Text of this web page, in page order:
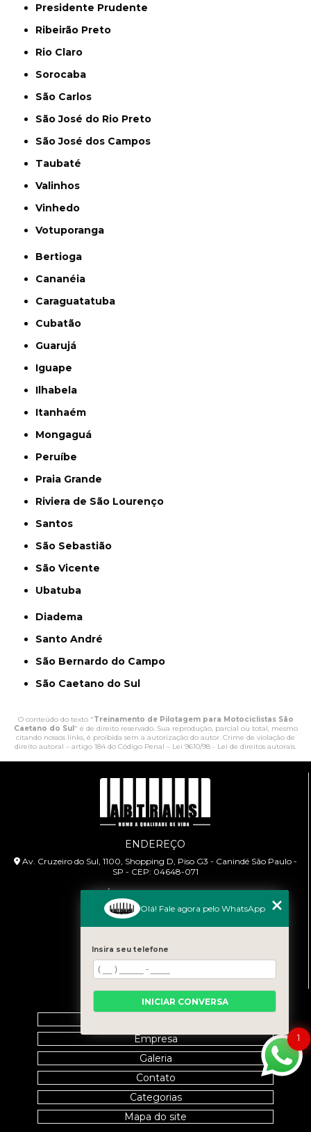
Presidente Prudente
Ribeirão Preto
Rio Claro
Sorocaba
São Carlos
São José do Rio Preto
São José dos Campos
Taubaté
Valinhos
Vinhedo
Votuporanga
Bertioga
Cananéia
Caraguatatuba
Cubatão
Guarujá
Iguape
Ilhabela
Itanhaém
Mongaguá
Peruíbe
Praia Grande
Riviera de São Lourenço
Santos
São Sebastião
São Vicente
Ubatuba
Diadema
Santo André
São Bernardo do Campo
São Caetano do Sul
O conteúdo do texto "Treinamento de Pilotagem para Motociclistas São
Caetano do Sul" é de direito reservado. Sua reprodução, parcial ou total, mesmo
citando nossos links, é proibida sem a autorização do autor. Crime de violação de
direito autoral – artigo 184 do Código Penal – Lei 9610/98 - Lei de direitos autorais.
ENDEREÇO
Av. Cruzeiro do Sul, 1100, Shopping D, Piso G3 - Canindé São Paulo -
SP - CEP: 04648-071
HORÁRIO DE ATENDIMENTO
Segunda à Sexta: 9:00h às 18:00h
cursoabtrans@gmail.com
MENU
Empresa
Galeria
Contato
Categorias
Mapa do site
1
Olá! Fale agora pelo WhatsApp
Insira seu telefone
INICIAR CONVERSA